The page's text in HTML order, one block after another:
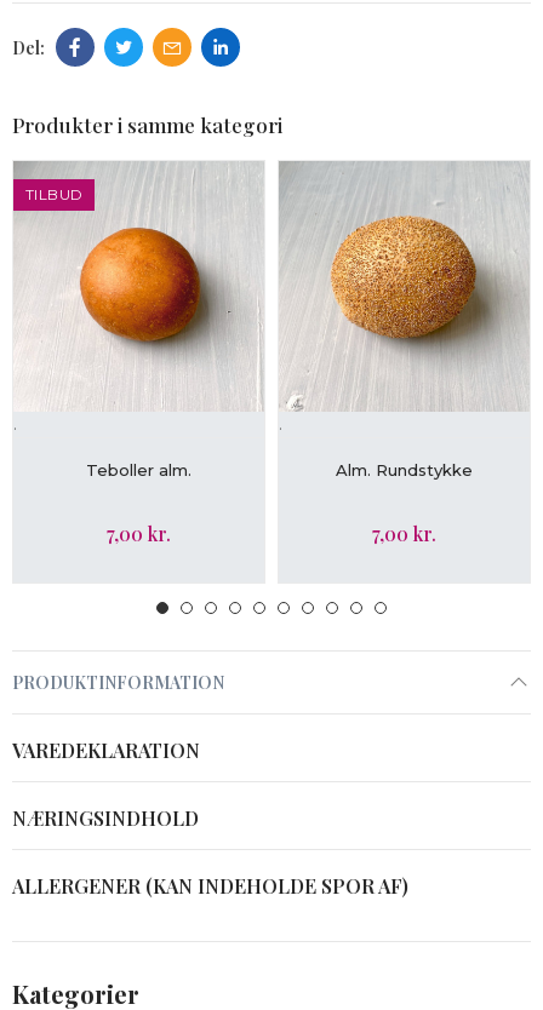
Produkter i samme kategori
TILBUD
LÆG I KURV
.
Teboller alm.
7,00 kr.
LÆG I KURV
.
Alm. Rundstykke
7,00 kr.
PRODUKTINFORMATION
VAREDEKLARATION
NÆRINGSINDHOLD
ALLERGENER (KAN INDEHOLDE SPOR AF)
Kategorier